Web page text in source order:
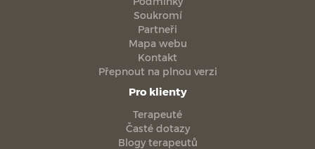
Soukromí
Partneři
Mapa webu
Kontakt
Přepnout na plnou verzi
Pro klienty
Terapeuté
Časté dotazy
Blogy terapeutů